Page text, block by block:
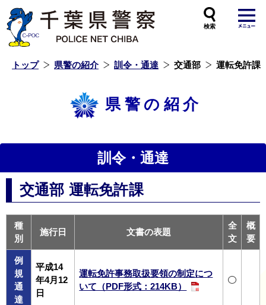
トップ 県警の紹介 訓令・通達 交通部 運転免許課
県警の紹介
訓令・通達
交通部 運転免許課
種
別
施行日 文書の表題
全
文
概
要
例
規
通
達
平成14
年4月12
日
運転免許事務取扱要領の制定につ
いて（PDF形式：214KB）